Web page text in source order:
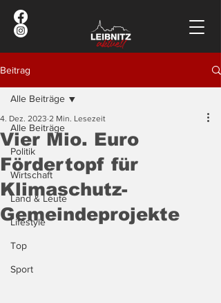
Beitrag
Alle Beiträge
Politik
Wirtschaft
Land & Leute
Lifestyle
Top
Sport
Alle Beiträge
Vier Mio. Euro
Fördertopf für
Klimaschutz-
Gemeindeprojekte
4. Dez. 2023 2 Min. Lesezeit